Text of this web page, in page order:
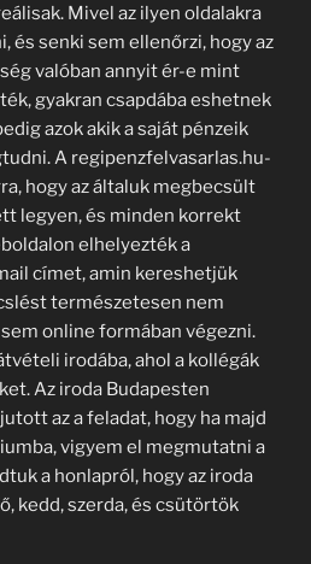
Mivel az ilyen oldalakra
és senki sem ellenőrzi, hogy az
valóban annyit ér-e mint
gyakran csapdába eshetnek
azok akik a saját pénzeik
A regipenzfelvasarlas.hu-
hogy az általuk megbecsült
legyen, és minden korrekt
elhelyezték a
címet, amin kereshetjük
természetesen nem
online formában végezni.
irodába, ahol a kollégák
Az iroda Budapesten
az a feladat, hogy ha majd
vigyem el megmutatni a
a honlapról, hogy az iroda
kedd, szerda, és csütörtök